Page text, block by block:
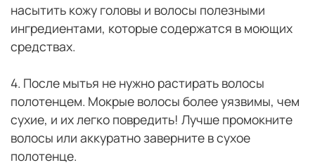
насытить кожу головы и волосы полезными
ингредиентами, которые содержатся в моющих
средствах.
4. После мытья не нужно растирать волосы
полотенцем. Мокрые волосы более уязвимы, чем
сухие, и их легко повредить! Лучше промокните
волосы или аккуратно заверните в сухое
полотенце.